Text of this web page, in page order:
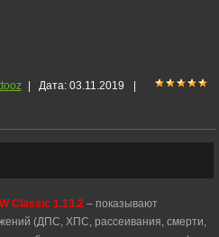
| Дата: 03.11.2019
|
Classic 1.13.2 – показывают
(ДПС, ХПС, рассеивания, смерти,